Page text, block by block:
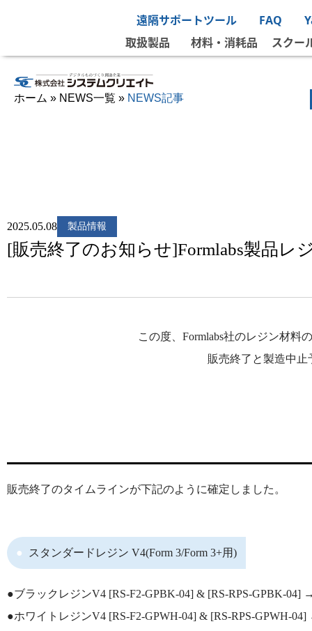
遠隔サポートツール FAQ
取扱製品
材料・消耗品 スクー
ホーム » NEWS一覧 » NEWS記事
2025.05.08 製品情報
[販売終了のお知らせ]Formlabs製品レ
この度、Formlabs社のレジン材料
販売終了と製造中
販売終了のタイムラインが下記のように確定しました。
スタンダードレジン V4(Form 3/Form 3+用)
●ブラックレジンV4 [RS-F2-GPBK-04] & [RS-RPS-GPBK-04]
●ホワイトレジンV4 [RS-F2-GPWH-04] & [RS-RPS-GPWH-